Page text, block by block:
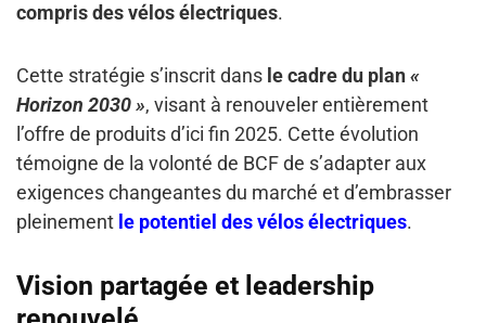
compris des vélos électriques.
Cette stratégie s’inscrit dans le cadre du plan«
Horizon 2030 », visant à renouveler entièrement
l’offre de produits d’ici fin 2025. Cette évolution
témoigne de la volonté de BCF de s’adapter aux
exigences changeantes du marché et d’embrasser
pleinement le potentiel des vélos électriques.
Vision partagée et leadership